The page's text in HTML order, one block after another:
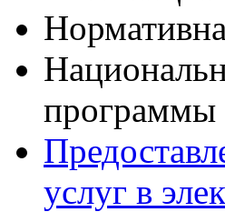
программы
услуг в